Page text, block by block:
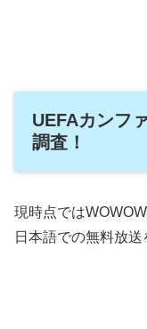
UEFAカンフ
調査！
現時点では
日本語での無料放送